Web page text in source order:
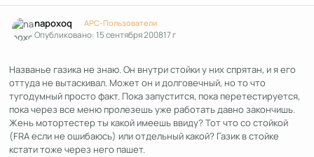
napoxoq APC-Пользователи
Опубликовано:15 сентября 200817 г
Названье газика не знаю. Он внутри стойки у них спрятан, и я его
оттуда не вытаскивал. Может он и долговечный, но то что
тугодумный просто факт. Пока запустится, пока перетестируется,
пока через все меню пролезешь уже работать давно закончишь.
Жень мотортестер ты какой имеешь ввиду? Тот что со стойкой
(FRA если не ошибаюсь) или отдельный какой? Газик в стойке
кстати тоже через него пашет.